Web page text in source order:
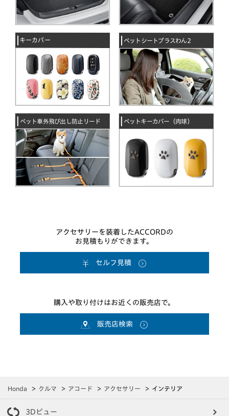
キーカバー ペットシートプラスわん2
ペット車外飛び出し防止リード ペットキーカバー（肉球）
アクセサリーを装着したACCORDの
お見積もりができます。
セルフ見積
購入や取り付けはお近くの販売店で。
販売店検索
Honda クルマ アコード アクセサリー インテリア
3Dビュー